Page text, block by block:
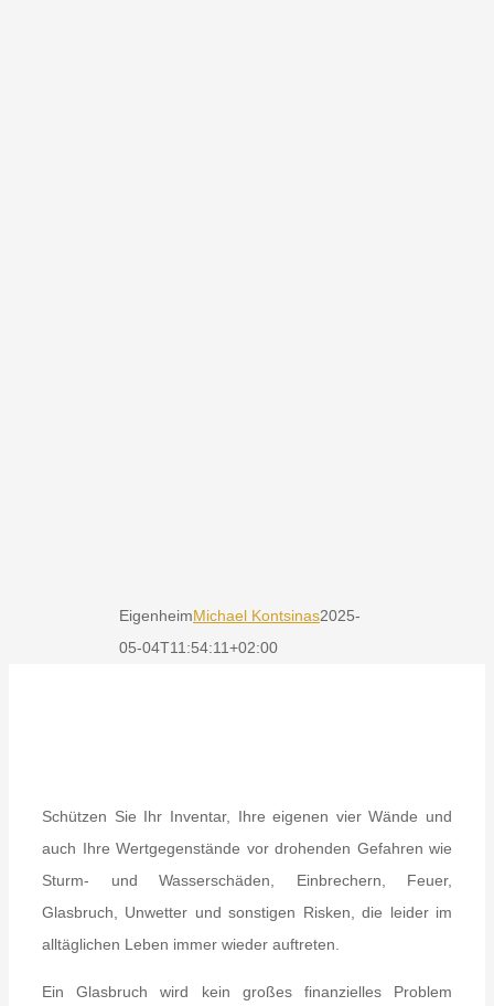
EigenheimMichael Kontsinas2025-
05-04T11:54:11+02:00
Schützen Sie Ihr Inventar, Ihre eigenen vier Wände und
auch Ihre Wertgegenstände vor drohenden Gefahren wie
Sturm- und Wasserschäden, Einbrechern, Feuer,
Glasbruch, Unwetter und sonstigen Risken, die leider im
alltäglichen Leben immer wieder auftreten.
Ein Glasbruch wird kein großes finanzielles Problem